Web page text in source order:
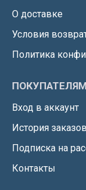
О доставке
Условия
Политика
ПОКУПАТЕЛЯМ
Вход в аккаунт
История заказов
Подписка на
Контакты